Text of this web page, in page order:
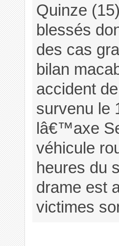
Quinze
blessés
des cas
bilan
accident
survenu le
lâ€™axe
véhicule
heures du
drame est
victimes